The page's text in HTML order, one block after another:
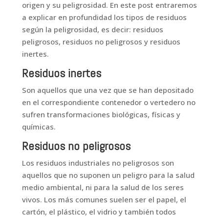
origen y su peligrosidad. En este post entraremos
a explicar en profundidad los tipos de residuos
según la peligrosidad, es decir: residuos
peligrosos, residuos no peligrosos y residuos
inertes.
Residuos inertes
Son aquellos que una vez que se han depositado
en el correspondiente contenedor o vertedero no
sufren transformaciones biológicas, físicas y
químicas.
Residuos no peligrosos
Los residuos industriales no peligrosos son
aquellos que no suponen un peligro para la salud
medio ambiental, ni para la salud de los seres
vivos. Los más comunes suelen ser el papel, el
cartón, el plástico, el vidrio y también todos